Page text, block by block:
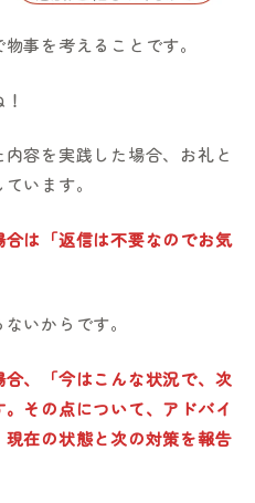
事を考えることです。
容を実践した場合、お礼と
います。
は「返信は不要なのでお気
いからです。
、「今はこんな状況で、次
その点について、アドバイ
在の状態と次の対策を報告